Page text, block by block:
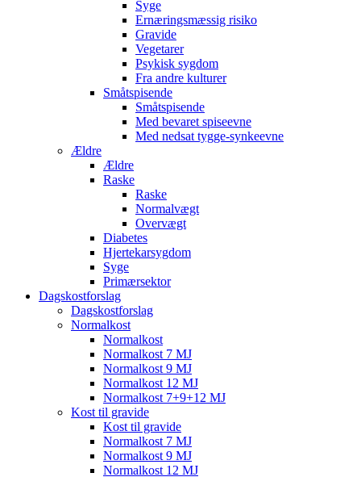
Syge
Ernæringsmæssig risiko
Gravide
Vegetarer
Psykisk sygdom
Fra andre kulturer
Småtspisende
Småtspisende
Med bevaret spiseevne
Med nedsat tygge-synkeevne
Ældre
Ældre
Raske
Raske
Normalvægt
Overvægt
Diabetes
Hjertekarsygdom
Syge
Primærsektor
Dagskostforslag
Dagskostforslag
Normalkost
Normalkost
Normalkost 7 MJ
Normalkost 9 MJ
Normalkost 12 MJ
Normalkost 7+9+12 MJ
Kost til gravide
Kost til gravide
Normalkost 7 MJ
Normalkost 9 MJ
Normalkost 12 MJ